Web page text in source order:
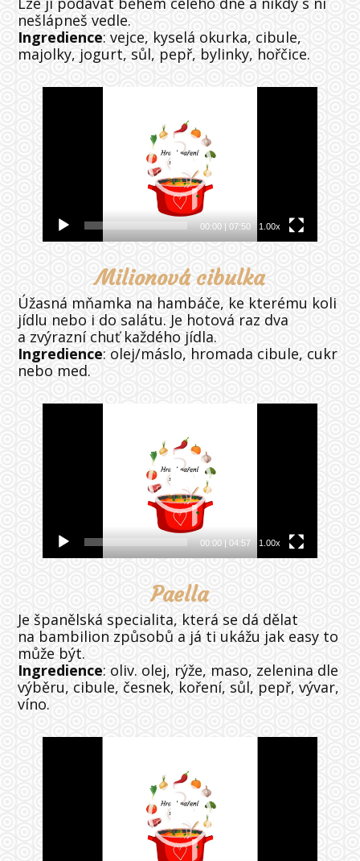
nešlápneš vedle.
Ingredience: vejce, kyselá okurka, cibule,
majolky, jogurt, sůl, pepř, bylinky, hořčice.
00:00 | 07:50 1.00x
Milionová cibulka
Úžasná mňamka na hambáče, ke kterému koli
jídlu nebo i do salátu. Je hotová raz dva
a zvýrazní chuť každého jídla.
Ingredience: olej/máslo, hromada cibule, cukr
nebo med.
00:00 04:57 1.00x
Paella
Je španělská specialita, která se dá dělat
na bambilion způsobů a já ti ukážu jak easy to
může být.
Ingredience: oliv. olej, rýže, maso, zelenina dle
výběru, cibule, česnek, koření, sůl, pepř, vývar,
víno.